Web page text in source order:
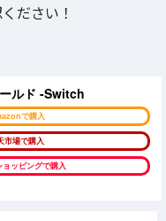
ださい！
ルド -Switch
で購入
市場で購入
ッピングで購入